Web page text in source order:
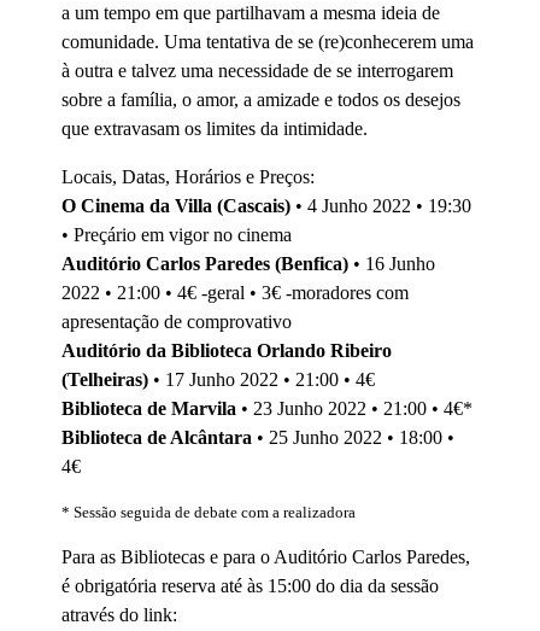
a um tempo em que partilhavam a mesma ideia de
comunidade. Uma tentativa de se (re)conhecerem uma
à outra e talvez uma necessidade de se interrogarem
sobre a família, o amor, a amizade e todos os desejos
que extravasam os limites da intimidade.
Locais, Datas, Horários e Preços:
O Cinema da Villa (Cascais) • 4 Junho 2022 • 19:30
• Preçário em vigor no cinema
Auditório Carlos Paredes (Benfica) • 16 Junho
2022 • 21:00 • 4€ -geral • 3€ -moradores com
apresentação de comprovativo
Auditório da Biblioteca Orlando Ribeiro
(Telheiras) • 17 Junho 2022 • 21:00 • 4€
Biblioteca de Marvila • 23 Junho 2022 • 21:00 • 4€*
Biblioteca de Alcântara • 25 Junho 2022 • 18:00 •
4€
* Sessão seguida de debate com a realizadora
Para as Bibliotecas e para o Auditório Carlos Paredes,
é obrigatória reserva até às 15:00 do dia da sessão
através do link: